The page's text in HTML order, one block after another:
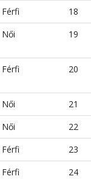
Férfi
18
Női 19
Férfi 20
Női
21
Női
22
Férfi
23
Férfi
24